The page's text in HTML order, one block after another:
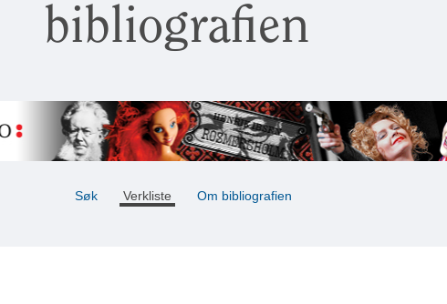
bibliografien
Søk Verkliste Om bibliografien